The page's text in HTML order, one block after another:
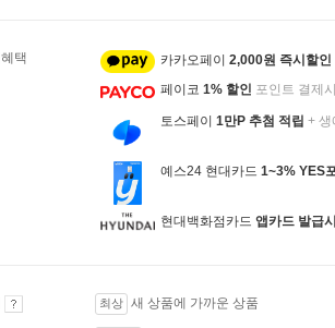
택 카카오페이 2,000원 즉시할인
페이코 1% 할인 포인트 결제시
토스페이 1만P 추첨 적립 + 생
예스24 현대카드 1~3% YES
현대백화점카드 앱카드 발급
최상 새 상품에 가까운 상품